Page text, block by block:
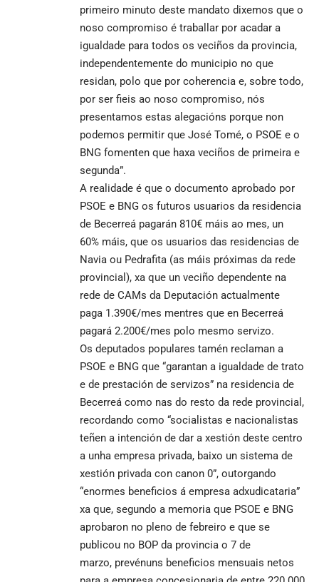
primeiro minuto deste mandato dixemos que o
noso compromiso é traballar por acadar a
igualdade para todos os veciños da provincia,
independentemente do municipio no que
residan, polo que por coherencia e, sobre todo,
por ser fieis ao noso compromiso, nós
presentamos estas alegacións porque non
podemos permitir que José Tomé, o PSOE e o
BNG fomenten que haxa veciños de primeira e
segunda”.
A realidade é que o documento aprobado por
PSOE e BNG os futuros usuarios da residencia
de Becerreá pagarán 810€ máis ao mes, un
60% máis, que os usuarios das residencias de
Navia ou Pedrafita (as máis próximas da rede
provincial), xa que un veciño dependente na
rede de CAMs da Deputación actualmente
paga 1.390€/mes mentres que en Becerreá
pagará 2.200€/mes polo mesmo servizo.
Os deputados populares tamén reclaman a
PSOE e BNG que “garantan a igualdade de trato
e de prestación de servizos” na residencia de
Becerreá como nas do resto da rede provincial,
recordando como “socialistas e nacionalistas
teñen a intención de dar a xestión deste centro
a unha empresa privada, baixo un sistema de
xestión privada con canon 0”, outorgando
“enormes beneficios á empresa adxudicataria”
xa que, segundo a memoria que PSOE e BNG
aprobaron no pleno de febreiro e que se
publicou no BOP da provincia o 7 de
marzo, prevénuns beneficios mensuais netos